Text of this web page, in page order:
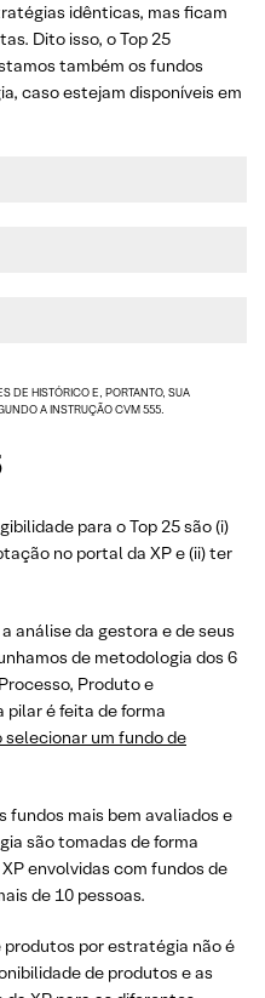
idênticas, mas ficam
Dito isso, o Top 25
também os fundos
caso estejam disponíveis em
DE HISTÓRICO E, PORTANTO, SUA
A INSTRUÇÃO CVM 555.
para o Top 25 são (i)
no portal da XP e (ii) ter
análise da gestora e de seus
de metodologia dos 6
Produto e
pilar é feita de forma
selecionar um fundo de
fundos mais bem avaliados e
são tomadas de forma
envolvidas com fundos de
de 10 pessoas.
por estratégia não é
de produtos e as